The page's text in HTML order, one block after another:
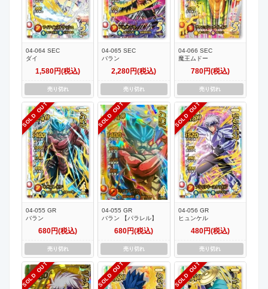
04-064 SEC
ダイ
1,580円(税込)
売り切れ
04-065 SEC
バラン
2,280円(税込)
売り切れ
04-066 SEC
魔王ムドー
780円(税込)
売り切れ
SOLD OUT
04-055 GR
バラン
680円(税込)
売り切れ
SOLD OUT
04-055 GR
バラン 【パラレル】
680円(税込)
売り切れ
SOLD OUT
04-056 GR
ヒュンケル
480円(税込)
売り切れ
SOLD OUT SOLD OUT SOLD OUT